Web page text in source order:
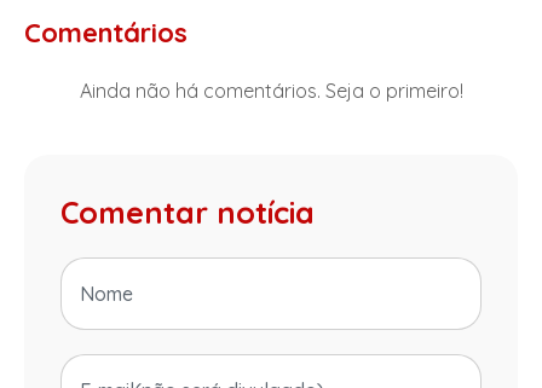
Comentários
Ainda não há comentários. Seja o primeiro!
Comentar notícia